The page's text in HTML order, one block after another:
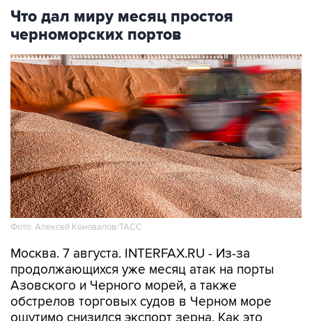
Что дал миру месяц простоя
черноморских портов
Фото: Алексей Коновалов/ТАСС
Москва. 7 августа. INTERFAX.RU - Из-за
продолжающихся уже месяц атак на порты
Азовского и Черного морей, а также
обстрелов торговых судов в Черном море